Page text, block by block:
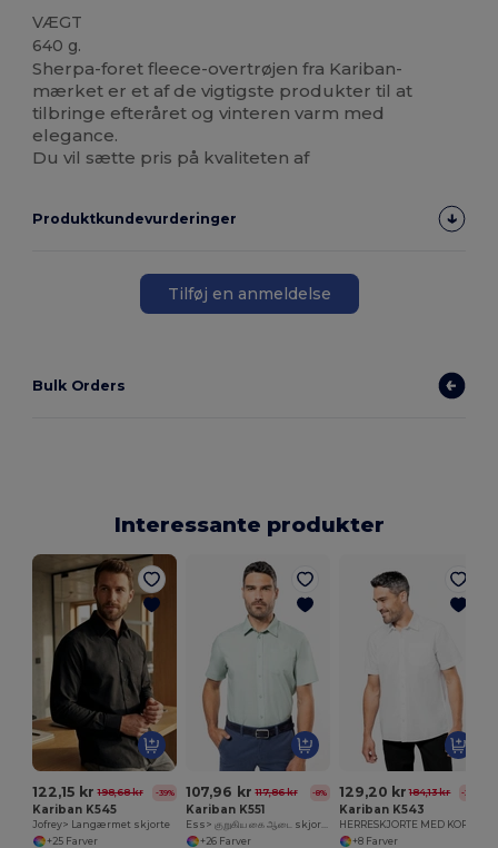
VÆGT
640 g.
Sherpa-foret fleece-overtrøjen fra Kariban-
mærket er et af de vigtigste produkter til at
tilbringe efteråret og vinteren varm med
elegance.
Du vil sætte pris på kvaliteten af
Produktkundevurderinger
Tilføj en anmeldelse
Bulk Orders
Interessante produkter
122,15 kr 198,68 kr -39%
Kariban K545
Jofrey> Langærmet skjorte
+25 Farver
107,96 kr 117,86 kr -8%
Kariban K551
Ess> குறுகிய கை ஆடை skjorte
+26 Farver
129,20 kr 184,13 kr -30%
Kariban K543
+8 Farver